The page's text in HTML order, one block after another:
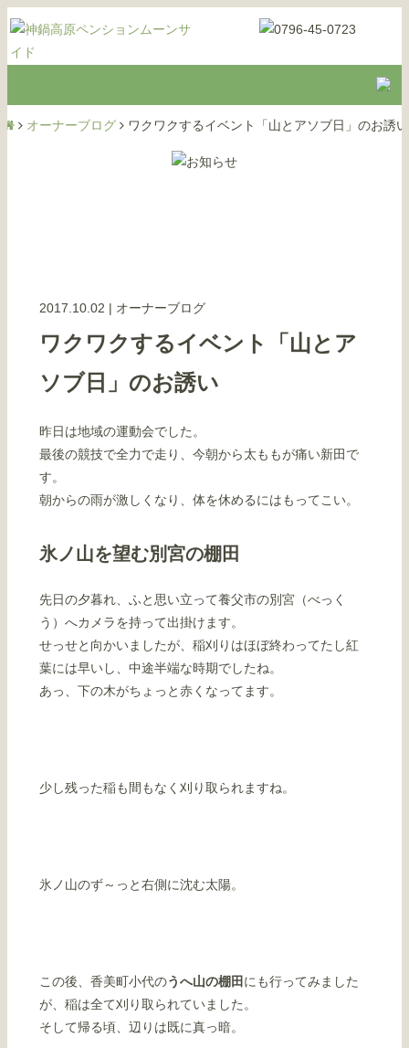
オーナーブログ ワクワクするイベント「山とアソブ日」のお誘い
2017.10.02 | オーナーブログ
ワクワクするイベント「山とア
ソブ日」のお誘い
昨日は地域の運動会でした。
最後の競技で全力で走り、今朝から太ももが痛い新田で
す。
朝からの雨が激しくなり、体を休めるにはもってこい。
氷ノ山を望む別宮の棚田
先日の夕暮れ、ふと思い立って養父市の別宮（べっく
う）へカメラを持って出掛けます。
せっせと向かいましたが、稲刈りはほぼ終わってたし紅
葉には早いし、中途半端な時期でしたね。
あっ、下の木がちょっと赤くなってます。
少し残った稲も間もなく刈り取られますね。
氷ノ山のず～っと右側に沈む太陽。
この後、香美町小代のうへ山の棚田 にも行ってみました
が、稲は全て刈り取られていました。
そして帰る頃、辺りは既に真っ暗。